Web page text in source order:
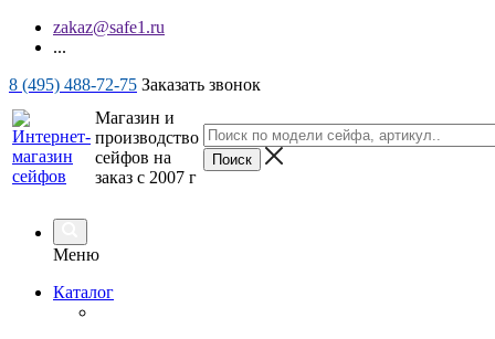
zakaz@safe1.ru
...
8 (495) 488-72-75 Заказать звонок
Магазин и
производство
сейфов на
заказ с 2007 г
Меню
Каталог